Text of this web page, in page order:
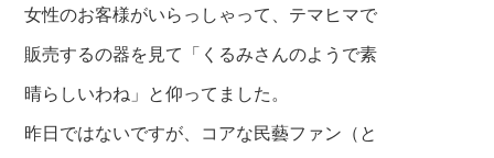
女性のお客様がいらっしゃって、テマヒマで
販売するの器を見て 「くるみさんのようで素
晴らしいわね」と仰ってました。
昨日ではないですが、コアな民藝ファン（と